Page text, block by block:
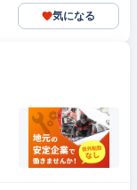
気になる